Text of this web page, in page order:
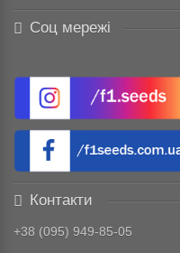
Соц мережі
Контакти
+38 (095) 949-85-05